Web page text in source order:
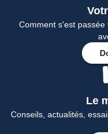
Comment s'est
Le
Conseils, actualités,